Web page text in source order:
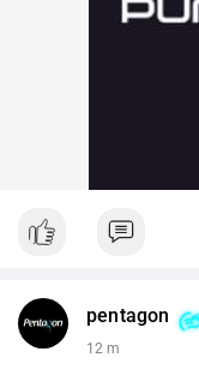
pentagon
12 m